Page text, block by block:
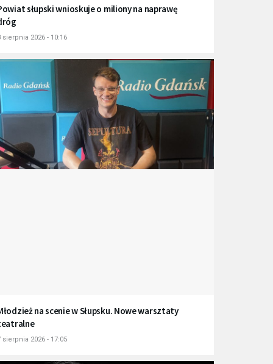
słupski wnioskuje o miliony na naprawę
sierpnia 2026 - 10:16
na scenie w Słupsku. Nowe warsztaty
sierpnia 2026 - 17:05